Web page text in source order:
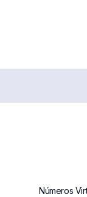
Números